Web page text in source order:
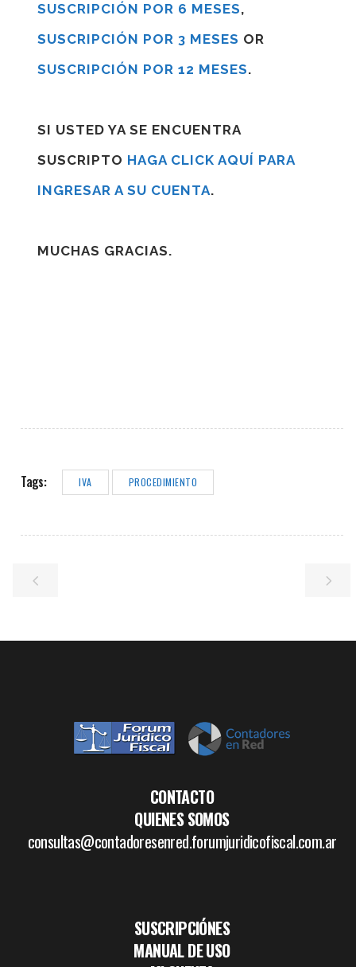
SUSCRIPCIÓN POR 6 MESES,
SUSCRIPCIÓN POR 3 MESES OR
SUSCRIPCIÓN POR 12 MESES.
SI USTED YA SE ENCUENTRA
SUSCRIPTO HAGA CLICK AQUÍ PARA
INGRESAR A SU CUENTA.
MUCHAS GRACIAS.
Tags: IVA PROCEDIMIENTO
CONTACTO
QUIENES SOMOS
consultas@contadoresenred.forumjuridicofiscal.com.ar
SUSCRIPCIÓNES
MANUAL DE USO